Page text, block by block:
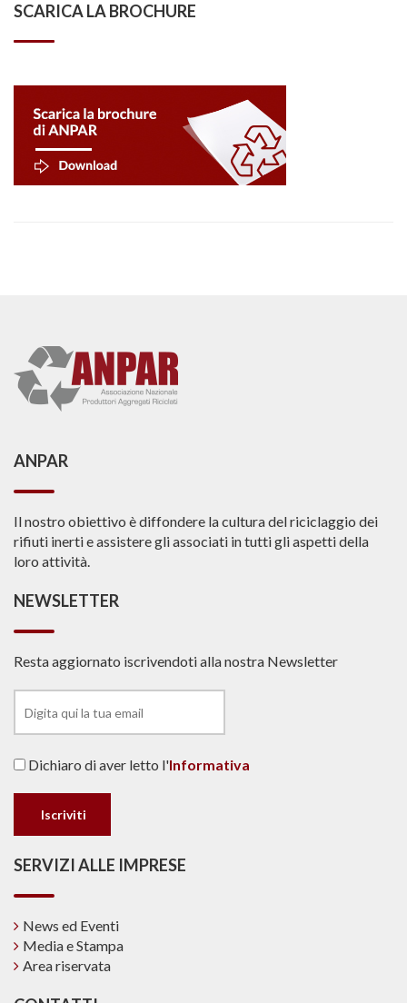
SCARICA LA BROCHURE
ANPAR
Il nostro obiettivo è diffondere la cultura del riciclaggio dei
rifiuti inerti e assistere gli associati in tutti gli aspetti della
loro attività.
NEWSLETTER
Resta aggiornato iscrivendoti alla nostra Newsletter
Dichiaro di aver letto l'Informativa
SERVIZI ALLE IMPRESE
News ed Eventi
Media e Stampa
Area riservata